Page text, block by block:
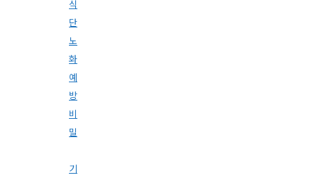
식
단
노
화
예
방
비
밀
기